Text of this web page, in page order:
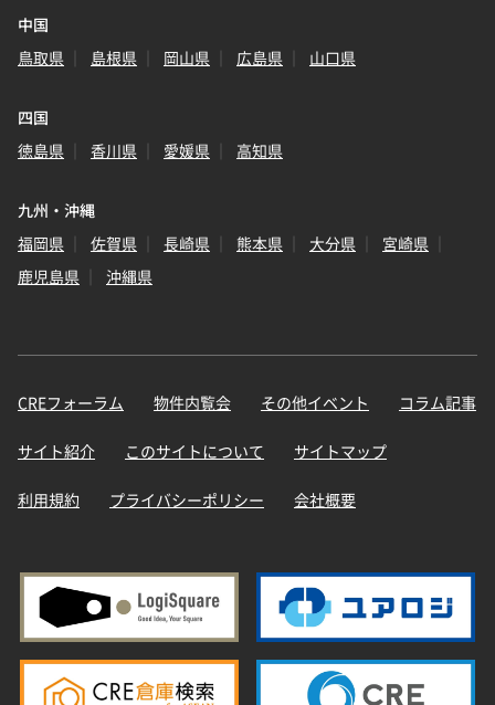
中国
鳥取県
島根県 岡山県 広島県 山口県
四国
徳島県
香川県 愛媛県 高知県
九州・沖縄
福岡県
佐賀県 長崎県 熊本県 大分県
宮崎県
鹿児島県
沖縄県
CREフォーラム 物件内覧会 その他イベント コラム記事
サイト紹介 このサイトについて サイトマップ
利用規約 プライバシーポリシー 会社概要